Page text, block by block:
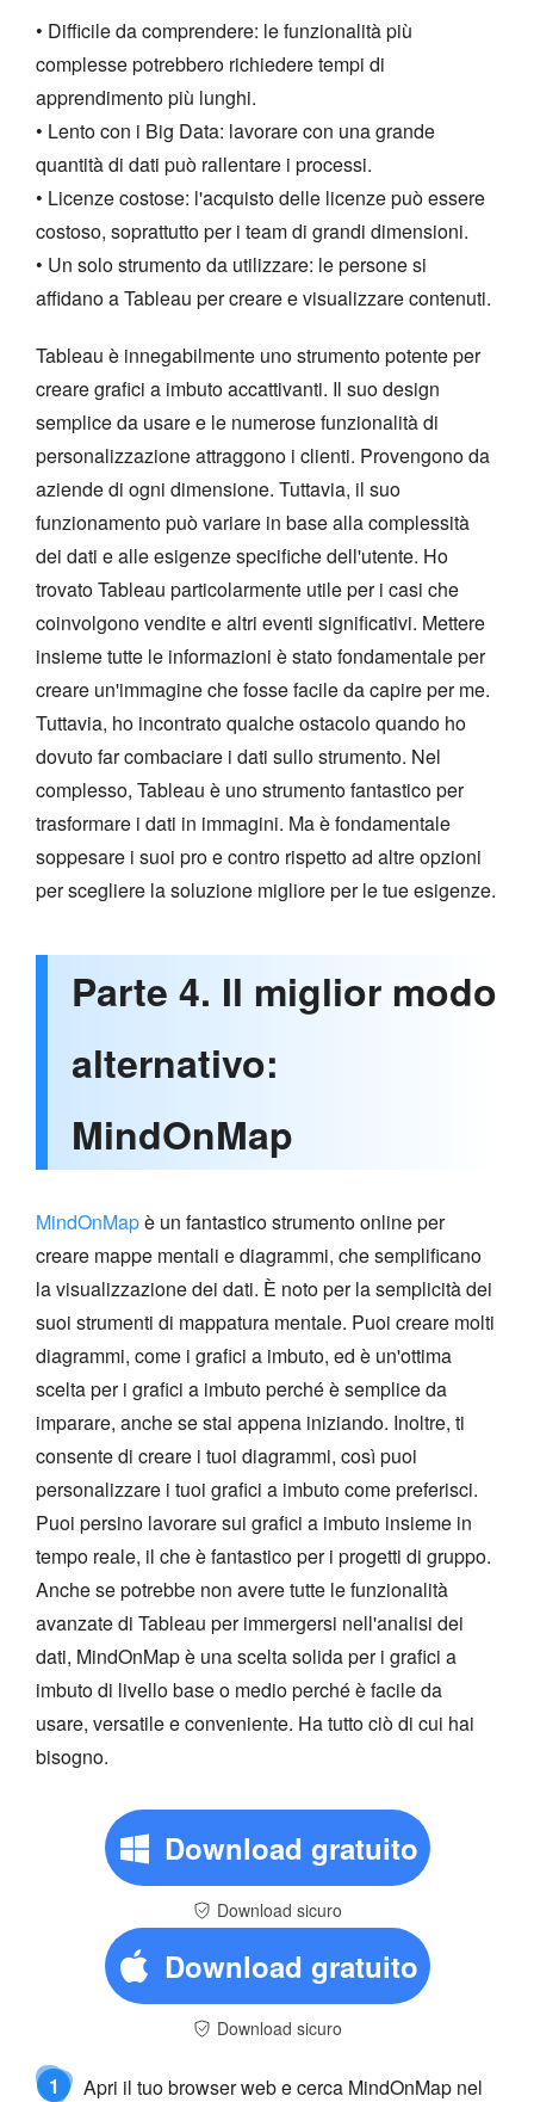
• Difficile da comprendere: le funzionalità più
complesse potrebbero richiedere tempi di
apprendimento più lunghi.
• Lento con i Big Data: lavorare con una grande
quantità di dati può rallentare i processi.
• Licenze costose: l'acquisto delle licenze può essere
costoso, soprattutto per i team di grandi dimensioni.
• Un solo strumento da utilizzare: le persone si
affidano a Tableau per creare e visualizzare contenuti.
Tableau è innegabilmente uno strumento potente per
creare grafici a imbuto accattivanti. Il suo design
semplice da usare e le numerose funzionalità di
personalizzazione attraggono i clienti. Provengono da
aziende di ogni dimensione. Tuttavia, il suo
funzionamento può variare in base alla complessità
dei dati e alle esigenze specifiche dell'utente. Ho
trovato Tableau particolarmente utile per i casi che
coinvolgono vendite e altri eventi significativi. Mettere
insieme tutte le informazioni è stato fondamentale per
creare un'immagine che fosse facile da capire per me.
Tuttavia, ho incontrato qualche ostacolo quando ho
dovuto far combaciare i dati sullo strumento. Nel
complesso, Tableau è uno strumento fantastico per
trasformare i dati in immagini. Ma è fondamentale
soppesare i suoi pro e contro rispetto ad altre opzioni
per scegliere la soluzione migliore per le tue esigenze.
Parte 4. Il miglior modo
alternativo:
MindOnMap
MindOnMapè un fantastico strumento online per
creare mappe mentali e diagrammi, che semplificano
la visualizzazione dei dati. È noto per la semplicità dei
suoi strumenti di mappatura mentale. Puoi creare molti
diagrammi, come i grafici a imbuto, ed è un'ottima
scelta per i grafici a imbuto perché è semplice da
imparare, anche se stai appena iniziando. Inoltre, ti
consente di creare i tuoi diagrammi, così puoi
personalizzare i tuoi grafici a imbuto come preferisci.
Puoi persino lavorare sui grafici a imbuto insieme in
tempo reale, il che è fantastico per i progetti di gruppo.
Anche se potrebbe non avere tutte le funzionalità
avanzate di Tableau per immergersi nell'analisi dei
dati, MindOnMap è una scelta solida per i grafici a
imbuto di livello base o medio perché è facile da
usare, versatile e conveniente. Ha tutto ciò di cui hai
bisogno.
Download gratuito
Download sicuro
Download gratuito
Download sicuro
1
Apri il tuo browser web e cerca MindOnMap nel